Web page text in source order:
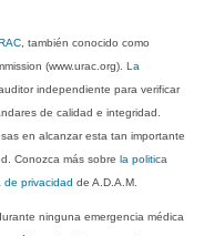
, también conocido como
(www.urac.org).La
independiente para verificar
de calidad e integridad.
en alcanzar esta tan importante
Conozca más sobrela politica
de privacidad de A.D.A.M.
ninguna emergencia médica